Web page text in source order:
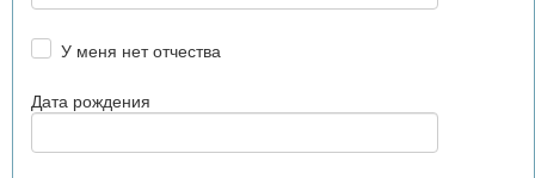
У меня нет отчества
Дата рождения